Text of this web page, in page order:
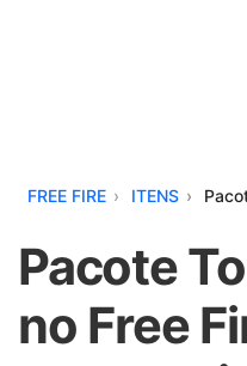
FREE FIRE ITENS
Pacote
no Free